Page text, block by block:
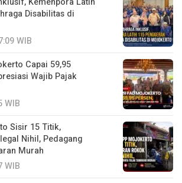
Disabilitas di
WIB
Capai 59,95
Wajib Pajak
WIB
Sisir 15 Titik,
Nihil, Pedagang
Murah
WIB